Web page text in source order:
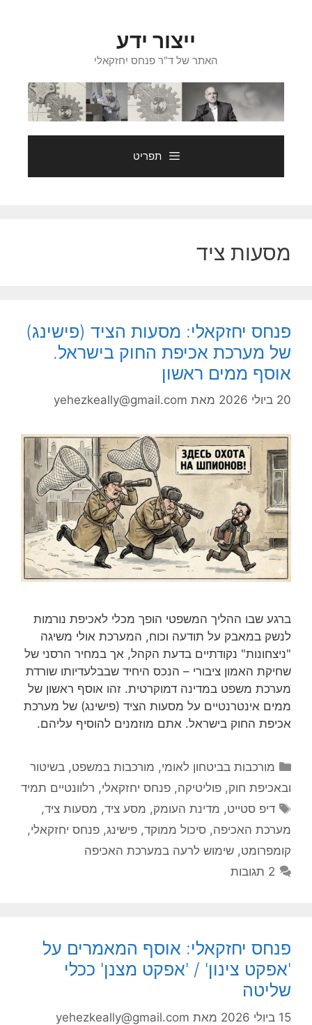
ייצור ידע
האתר של ד"ר פנחס יחזקאלי
תפריט
מסעות ציד
פנחס יחזקאלי: מסעות הציד (פישינג)
של מערכת אכיפת החוק בישראל.
אוסף ממים ראשון
20 ביולי 2026 מאת yehezkeally@gmail.com
ברגע שבו ההליך המשפטי הופך מכלי לאכיפת נורמות
לנשק במאבק על תודעה וכוח, המערכת אולי משיגה
"ניצחונות" נקודתיים בדעת הקהל, אך במחיר הרסני של
שחיקת האמון ציבורי – הנכס היחיד שבבלעדיותו שורדת
מערכת משפט במדינה דמוקרטית. זהו אוסף ראשון של
ממים אינטרנטיים על מסעות הציד (פישינג) של מערכת
אכיפת החוק בישראל. אתם מוזמנים להוסיף עליהם.
קטגוריות
מורכבות בביטחון לאומי, מורכבות במשפט, בשיטור
ובאכיפת חוק, פוליטיקה, פנחס יחזקאלי, רלוונטיים תמיד
תגיות
דיפ סטייט, מדינת העומק, מסע ציד, מסעות ציד,
מערכת האכיפה, סיכול ממוקד, פישינג, פנחס יחזקאלי,
קומפרומט, שימוש לרעה במערכת האכיפה
2 תגובות
פנחס יחזקאלי: אוסף המאמרים על
'אפקט צינון' / 'אפקט מצנן' ככלי
שליטה
15 ביולי 2026 מאת yehezkeally@gmail.com